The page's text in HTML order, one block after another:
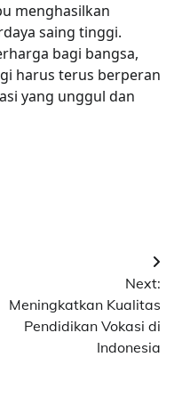
menghasilkan
saing tinggi.
bagi bangsa,
harus terus berperan
yang unggul dan
Next:
Meningkatkan Kualitas
Pendidikan Vokasi di
Indonesia